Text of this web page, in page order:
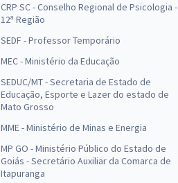
CRP SC - Conselho Regional de Psicologia -
12ª Região
SEDF - Professor Temporário
MEC - Ministério da Educação
SEDUC/MT - Secretaria de Estado de
Educação, Esporte e Lazer do estado de
Mato Grosso
MME - Ministério de Minas e Energia
MP GO - Ministério Público do Estado de
Goiás - Secretário Auxiliar da Comarca de
Itapuranga